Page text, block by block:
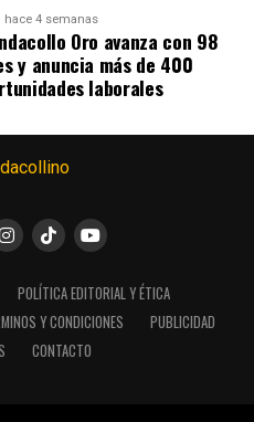
hace 4 semanas
Oro avanza con 98
y anuncia más de 400
laborales
POLÍTICA EDITORIAL Y ÉTICA
Y CONDICIONES
PUBLICIDAD
CONTACTO